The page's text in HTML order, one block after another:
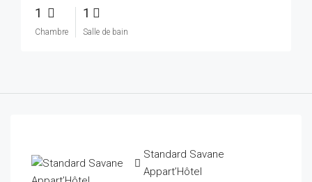
1
Chambre
1
Salle de bain
Standard Savane
Appart’Hôtel